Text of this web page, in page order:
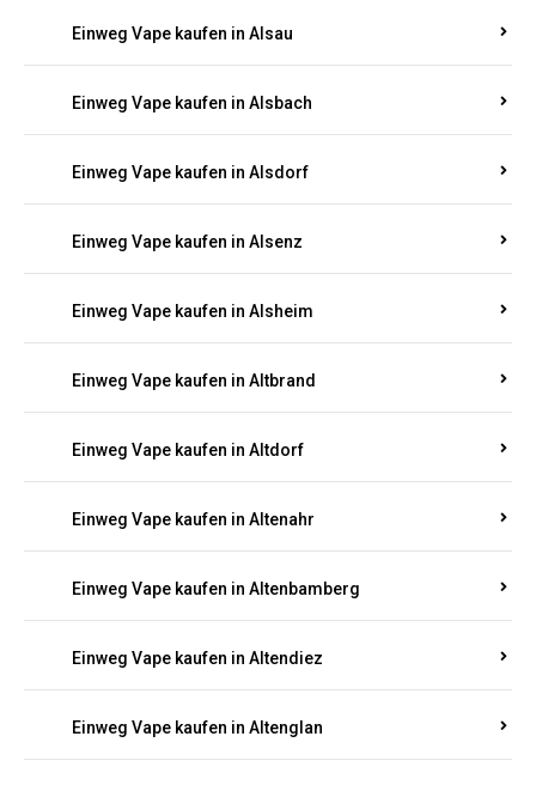
Einweg Vape kaufen in Alsau
Einweg Vape kaufen in Alsbach
Einweg Vape kaufen in Alsdorf
Einweg Vape kaufen in Alsenz
Einweg Vape kaufen in Alsheim
Einweg Vape kaufen in Altbrand
Einweg Vape kaufen in Altdorf
Einweg Vape kaufen in Altenahr
Einweg Vape kaufen in Altenbamberg
Einweg Vape kaufen in Altendiez
Einweg Vape kaufen in Altenglan